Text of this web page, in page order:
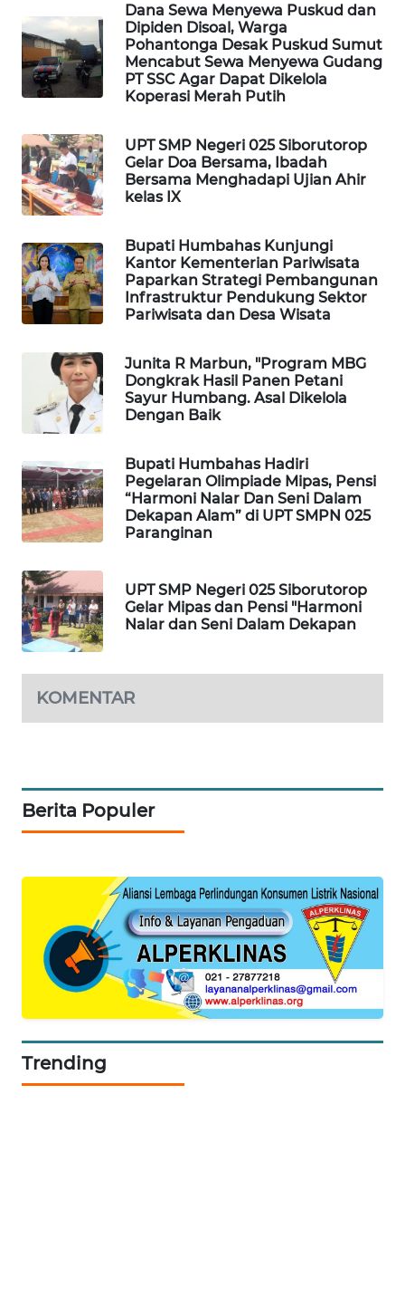
Dana Sewa Menyewa Puskud dan
Dipiden Disoal, Warga
Pohantonga Desak Puskud Sumut
Mencabut Sewa Menyewa Gudang
PT SSC Agar Dapat Dikelola
Koperasi Merah Putih
UPT SMP Negeri 025 Siborutorop
Gelar Doa Bersama, Ibadah
Bersama Menghadapi Ujian Ahir
kelas IX
Bupati Humbahas Kunjungi
Kantor Kementerian Pariwisata
Paparkan Strategi Pembangunan
Infrastruktur Pendukung Sektor
Pariwisata dan Desa Wisata
Junita R Marbun, "Program MBG
Dongkrak Hasil Panen Petani
Sayur Humbang. Asal Dikelola
Dengan Baik
Bupati Humbahas Hadiri
Pegelaran Olimpiade Mipas, Pensi
“Harmoni Nalar Dan Seni Dalam
Dekapan Alam” di UPT SMPN 025
Paranginan
UPT SMP Negeri 025 Siborutorop
Gelar Mipas dan Pensi "Harmoni
Nalar dan Seni Dalam Dekapan
KOMENTAR
Berita Populer
Trending
WAHANA
OTOMOTIF
WAHANA
HEALTH
WAHANA
DESA
WISATA
WAHANA
Wahana
Network
KONSUMEN
LISTRIK
MASYARAKAT
WALINKI
ID
MAWAKA
ID
MARTABAT
NET
PLN
WATCH
LPKKI
PORTAL
KONSUMEN
ALPERKLINAS